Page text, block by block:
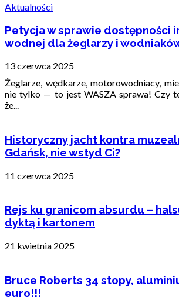
Aktualności
Petycja w sprawie dostępności
wodnej dla żeglarzy i
13 czerwca 2025
Żeglarze, wędkarze, motorowodniacy,
nie tylko — to jest WASZA sprawa! Czy
że...
Historyczny jacht kontra
Gdańsk, nie wstyd Ci?
11 czerwca 2025
Rejs ku granicom absurdu –
dyktą i kartonem
21 kwietnia 2025
Bruce Roberts 34 stopy,
euro!!!